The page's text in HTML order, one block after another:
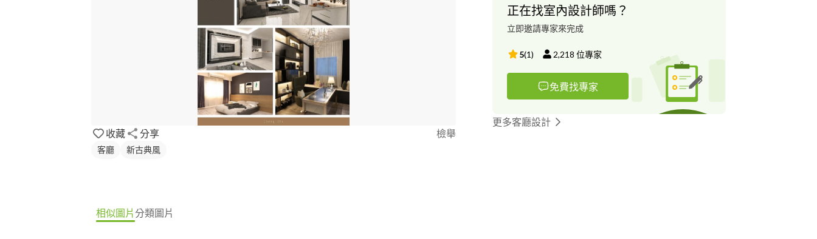
收藏 分享 檢舉
客廳 新古典風
正在找室內設計師嗎？
立即邀請專家來完成
5(1) 2,218 位專家
免費找專家
更多客廳設計
相似圖片分類圖片